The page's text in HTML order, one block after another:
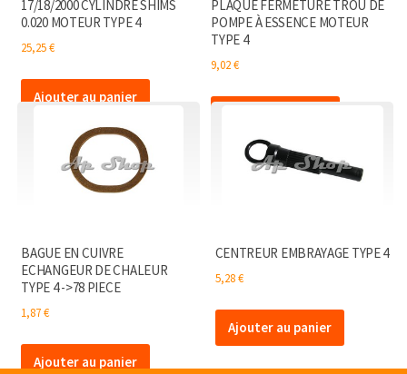
17/18/2000 CYLINDRE SHIMS
0.020 MOTEUR TYPE 4
25,25€
Ajouter au panier
PLAQUE FERMETURE TROU DE
POMPE À ESSENCE MOTEUR
TYPE 4
9,02€
BAGUE EN CUIVRE
ECHANGEUR DE CHALEUR
TYPE 4 ->78 PIECE
1,87€
Ajouter au panier
CENTREUR EMBRAYAGE TYPE 4
5,28€
Ajouter au panier